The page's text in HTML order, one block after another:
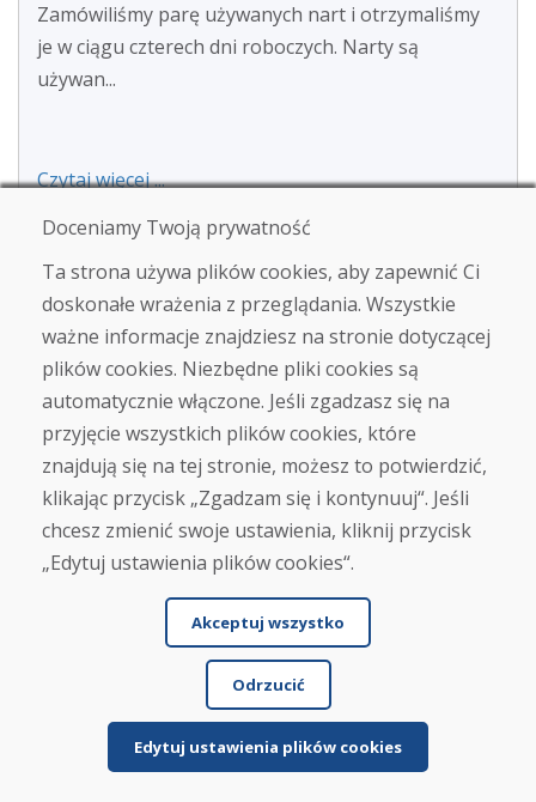
Zamówiliśmy parę używanych nart i otrzymaliśmy
je w ciągu czterech dni roboczych. Narty są
używan...
Czytaj więcej ...
Zobacz więcej recenzji >
Napisz recenzję
★★★★★
Doceniamy Twoją prywatność
Ta strona używa plików cookies, aby zapewnić Ci
doskonałe wrażenia z przeglądania. Wszystkie
ważne informacje znajdziesz na stronie dotyczącej
plików cookies. Niezbędne pliki cookies są
automatycznie włączone. Jeśli zgadzasz się na
przyjęcie wszystkich plików cookies, które
znajdują się na tej stronie, możesz to potwierdzić,
klikając przycisk „Zgadzam się i kontynuuj“. Jeśli
chcesz zmienić swoje ustawienia, kliknij przycisk
„Edytuj ustawienia plików cookies“.
Akceptuj wszystko
Odrzucić
Edytuj ustawienia plików cookies